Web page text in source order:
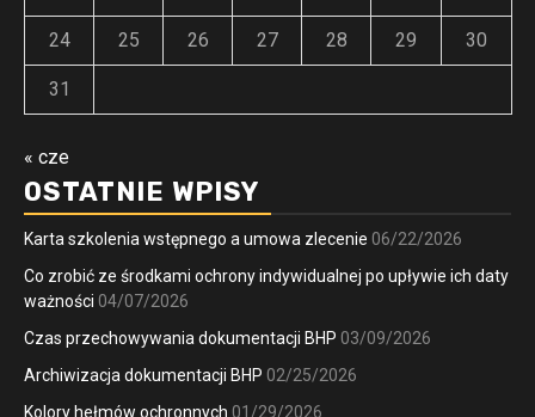
24 25 26 27 28 29 30
31
« cze
OSTATNIE WPISY
Karta szkolenia wstępnego a umowa zlecenie 06/22/2026
Co zrobić ze środkami ochrony indywidualnej po upływie ich daty
ważności 04/07/2026
Czas przechowywania dokumentacji BHP 03/09/2026
Archiwizacja dokumentacji BHP 02/25/2026
Kolory hełmów ochronnych 01/29/2026